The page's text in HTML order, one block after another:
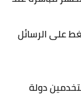
على الرسائل
دولة